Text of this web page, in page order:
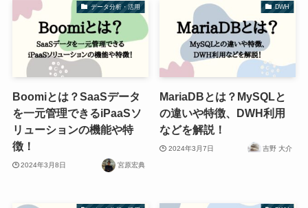
データ分析・活用
Boomiとは？SaaSデータ
を一元管理できるiPaaSソ
リューションの機能や特
徴！
2024年3月8日 宮原宏典
DWH
MariaDBとは？MySQLと
の違いや特徴、DWH利用
などを解説！
2024年3月7日 吉野 大介